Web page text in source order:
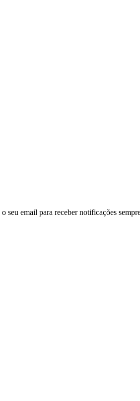
seu email para receber notificações